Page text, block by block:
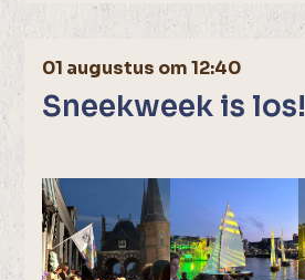
01 augustus om 12:40
Sneekweek is los!